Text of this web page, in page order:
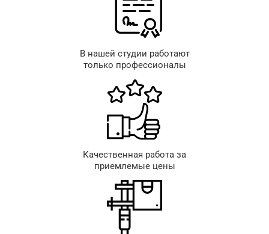
В нашей студии работают
только профессионалы
Качественная работа за
приемлемые цены